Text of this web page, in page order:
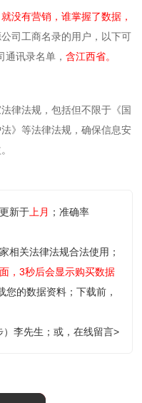
没有营销，谁掌握了数据，
司工商名录的用户，以下可
通讯录名单，含江西省。
律法规，包括但不限于《国
》等‌法律法规，确保信息安
新于 上月 ；准确率
相关法律法规合法使用；
，3秒后会显示购买数据
您的数据资料；下载前，
）李先生；或，在线留言>